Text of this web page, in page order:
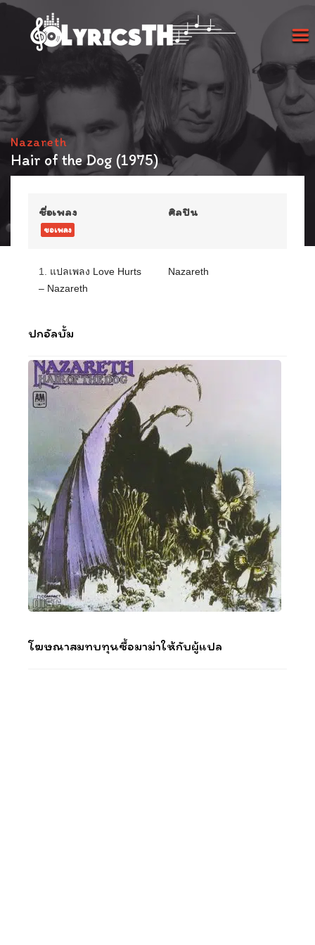
Nazareth
Hair of the Dog (1975)
ชื่อเพลง
ขอเพลง
ศิลปิน
1. แปลเพลง Love Hurts
– Nazareth
Nazareth
ปกอัลบั้ม
โฆษณาสมทบทุนซื้อมาม่าให้กับผู้แปล